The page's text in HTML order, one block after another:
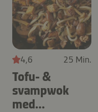
4,6 25 Min.
Tofu- &
svampwok
med